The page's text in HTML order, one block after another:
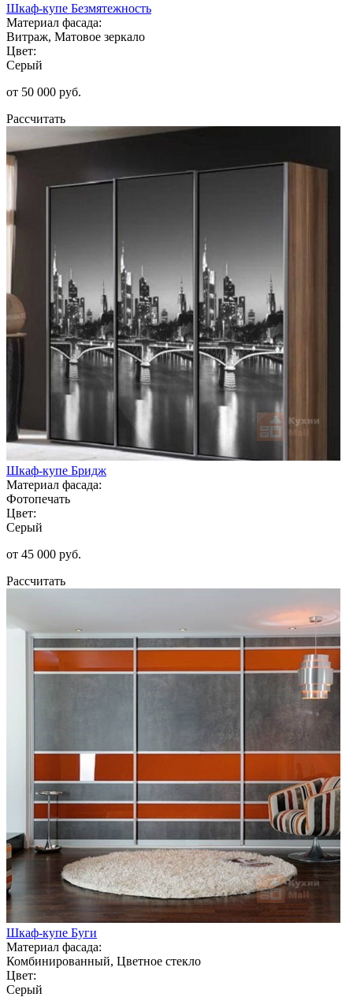
Шкаф-купе Безмятежность
Материал фасада:
Витраж, Матовое зеркало
Цвет:
Серый
от 50 000 руб.
Рассчитать
Шкаф-купе Бридж
Материал фасада:
Фотопечать
Цвет:
Серый
от 45 000 руб.
Рассчитать
Шкаф-купе Буги
Материал фасада:
Комбинированный, Цветное стекло
Цвет:
Серый